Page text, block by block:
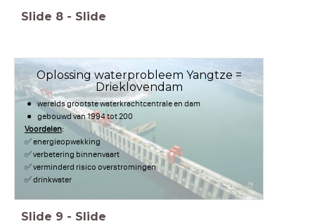
Slide 8 - Slide
Oplossing waterprobleem Yangtze =
Drieklovendam
werelds grootste waterkrachtcentrale en dam
gebouwd van 1994 tot 200
Voordelen:
✅ energieopwekking
✅ verbetering binnenvaart
✅ verminderd risico overstromingen
✅ drinkwater
Slide 9 - Slide